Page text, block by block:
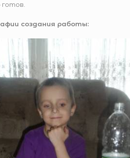
готов.
создания работы: